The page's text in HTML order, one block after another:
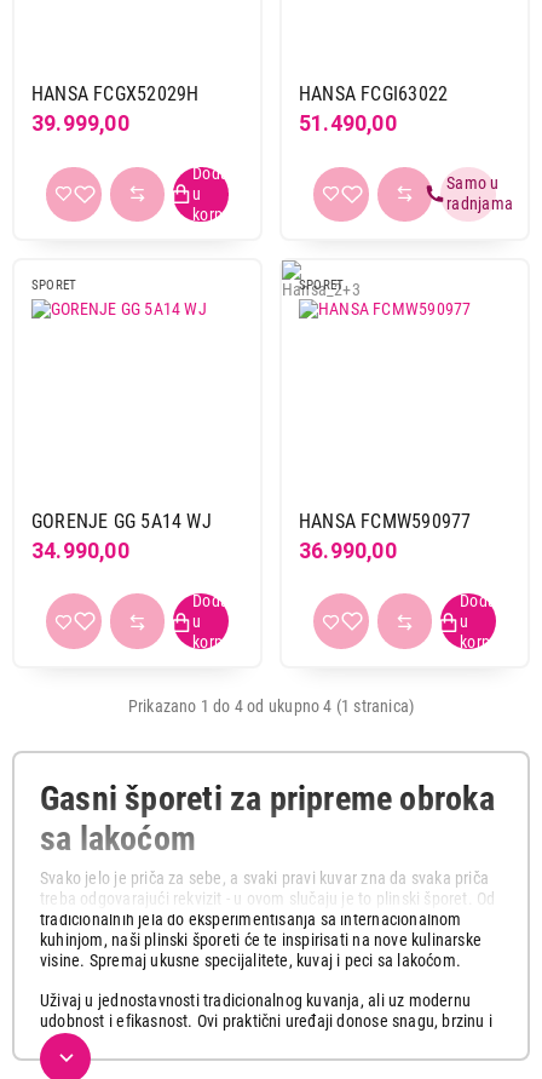
Gasna
Konvencionalna
Multifunkcionalna
1
Energetski razred
A
Broj grejnih zona
4 4
Visina
85 cm 4
Dubina
59,4 cm
1
60 cm
3
HANSA FCGX52029H
39.999,00
HANSA FCGI63022
51.490,00
SPORET
GORENJE GG 5A14 WJ
34.990,00
SPORET
HANSA FCMW590977
36.990,00
Prikazano 1 do 4 od ukupno 4 (1 stranica)
Gasni šporeti za pripreme obroka
sa lakoćom
Svako jelo je priča za sebe, a svaki pravi kuvar zna da svaka priča
treba odgovarajući rekvizit - u ovom slučaju je to plinski šporet. Od
tradicionalnih jela do eksperimentisanja sa internacionalnom
kuhinjom, naši plinski šporeti će te inspirisati na nove kulinarske
visine. Spremaj ukusne specijalitete, kuvaj i peci sa lakoćom.
Uživaj u jednostavnosti tradicionalnog kuvanja, ali uz modernu
udobnost i efikasnost. Ovi praktični uređaji donose snagu, brzinu i
kontrolu u tvoju kuhinju. Plinske ringle pružaju trenutno i precizno
regulisanje temperature, omogućavajući ti da postigneš tačno ono